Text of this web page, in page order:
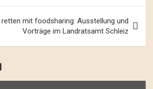
mit foodsharing: Ausstellung und
Vorträge im Landratsamt Schleiz